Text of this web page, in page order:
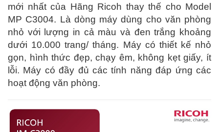
mới nhất của Hãng Ricoh thay thế cho Model
MP C3004. Là dòng máy dùng cho văn phòng
nhỏ với lượng in cả màu và đen trắng khoảng
dưới 10.000 trang/ tháng. Máy có thiết kế nhỏ
gọn, hình thức đẹp, chạy êm, không kẹt giấy, ít
lỗi. Máy có đầy đủ các tính năng đáp ứng các
hoạt động văn phòng.